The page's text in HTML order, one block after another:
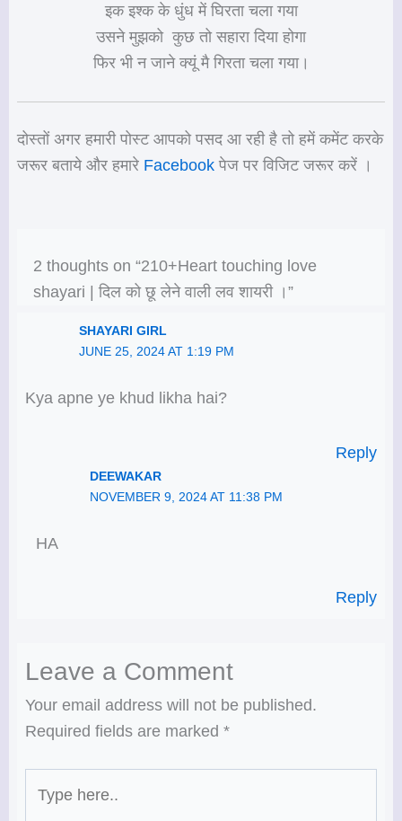
इक इश्क के धुंध में घिरता चला गया
उसने मुझको कुछ तो सहारा दिया होगा
फिर भी न जाने क्यूं मै गिरता चला गया।
दोस्तों अगर हमारी पोस्ट आपको पसद आ रही है तो हमें कमेंट करके
जरूर बताये और हमारे Facebookपेज पर विजिट जरूर करें ।
2 thoughts on “210+Heart touching love
shayari | दिल को छू लेने वाली लव शायरी ।”
SHAYARI GIRL
JUNE 25, 2024 AT 1:19 PM
Kya apne ye khud likha hai?
Reply
DEEWAKAR
NOVEMBER 9, 2024 AT 11:38 PM
HA
Reply
Leave a Comment
Your email address will not be published.
Required fields are marked *
here..